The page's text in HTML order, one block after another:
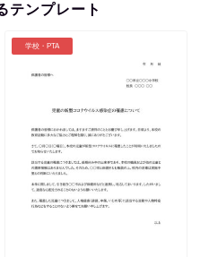
テンプレート
学校・PTA